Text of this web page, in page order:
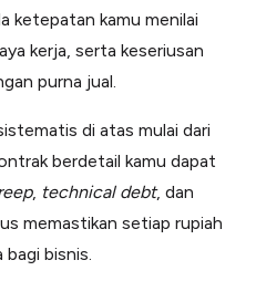
ketepatan kamu menilai
kerja, serta keseriusan
purna jual.
di atas mulai dari
berdetail kamu dapat
, technical debt, dan
memastikan setiap rupiah
bisnis.